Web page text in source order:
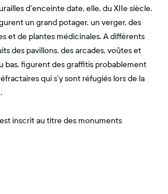
d’enceinte date, elle, du XIIe siècle.
un grand potager, un verger, des
et de plantes médicinales. A différents
des pavillons, des arcades, voûtes et
bas, figurent des graffitis probablement
qui s’y sont réfugiés lors de la
inscrit au titre des monuments